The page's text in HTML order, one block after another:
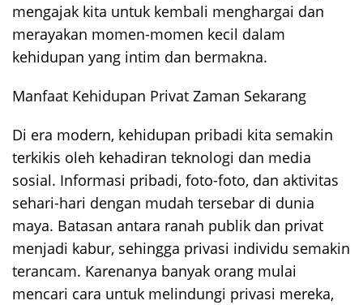
mengajak kita untuk kembali menghargai dan
merayakan momen-momen kecil dalam
kehidupan yang intim dan bermakna.
Manfaat Kehidupan Privat Zaman Sekarang
Di era modern, kehidupan pribadi kita semakin
terkikis oleh kehadiran teknologi dan media
sosial. Informasi pribadi, foto-foto, dan aktivitas
sehari-hari dengan mudah tersebar di dunia
maya. Batasan antara ranah publik dan privat
menjadi kabur, sehingga privasi individu semakin
terancam. Karenanya banyak orang mulai
mencari cara untuk melindungi privasi mereka,